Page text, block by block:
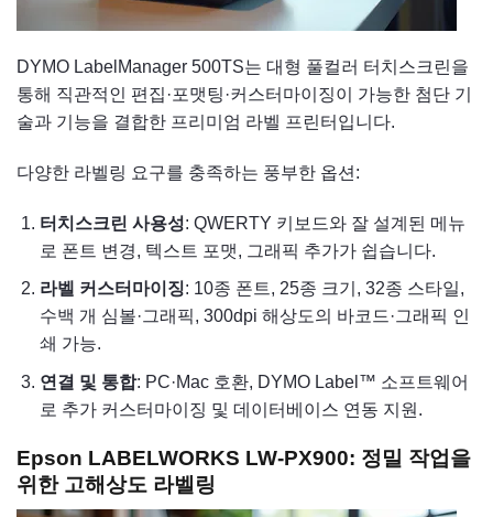
DYMO LabelManager 500TS는 대형 풀컬러 터치스크린을
통해 직관적인 편집·포맷팅·커스터마이징이 가능한 첨단 기
술과 기능을 결합한 프리미엄 라벨 프린터입니다.
다양한 라벨링 요구를 충족하는 풍부한 옵션:
터치스크린 사용성: QWERTY 키보드와 잘 설계된 메뉴
로 폰트 변경, 텍스트 포맷, 그래픽 추가가 쉽습니다.
라벨 커스터마이징: 10종 폰트, 25종 크기, 32종 스타일,
수백 개 심볼·그래픽, 300dpi 해상도의 바코드·그래픽 인
쇄 가능.
연결 및 통합: PC·Mac 호환, DYMO Label™ 소프트웨어
로 추가 커스터마이징 및 데이터베이스 연동 지원.
Epson LABELWORKS LW-PX900: 정밀 작업을
위한 고해상도 라벨링